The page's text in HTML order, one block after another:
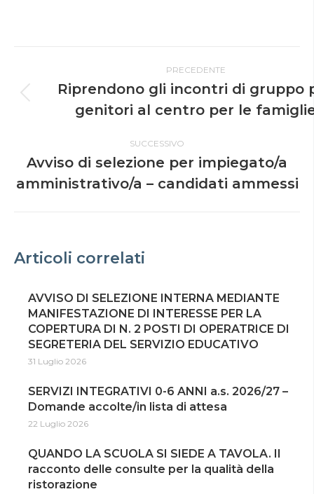
PRECEDENTE
Riprendono gli incontri di gruppo
genitori al centro per le
SUCCESSIVO
Avviso di selezione per impiegato/a
amministrativo/a – candidati ammessi
Articoli correlati
AVVISO DI SELEZIONE INTERNA MEDIANTE
MANIFESTAZIONE DI INTERESSE PER LA
COPERTURA DI N. 2 POSTI DI OPERATRICE DI
SEGRETERIA DEL SERVIZIO EDUCATIVO
31 Luglio 2026
SERVIZI INTEGRATIVI 0-6 ANNI a.s. 2026/27 –
Domande accolte/in lista di attesa
22 Luglio 2026
QUANDO LA SCUOLA SI SIEDE A TAVOLA. Il
racconto delle consulte per la qualità della
ristorazione